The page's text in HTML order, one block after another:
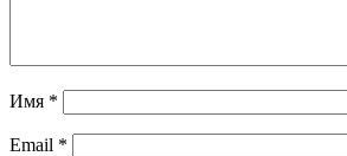
Имя *
Email *